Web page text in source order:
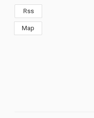
Rss
Map